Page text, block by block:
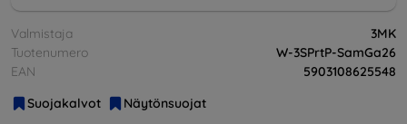
Valmistaja
3MK
Tuotenumero
W-3SPrtP-SamGa26
EAN
5903108625548
Suojakalvot
Näytönsuojat